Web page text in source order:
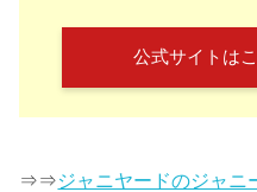
公式サイトは
⇒⇒ジャニヤードのジャニ